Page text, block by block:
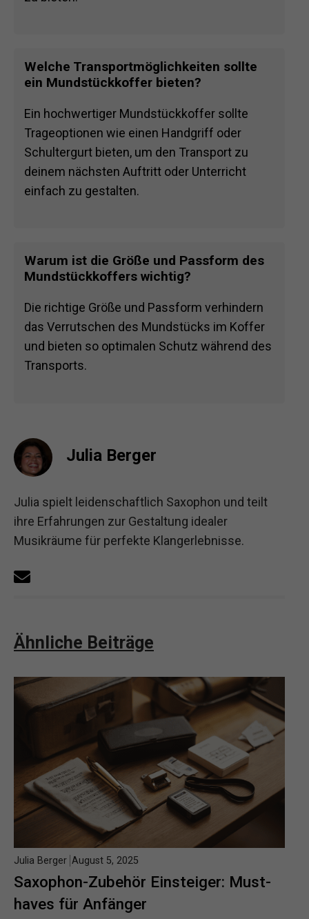
Welche Transportmöglichkeiten sollte
ein Mundstückkoffer bieten?
Ein hochwertiger Mundstückkoffer sollte
Trageoptionen wie einen Handgriff oder
Schultergurt bieten, um den Transport zu
deinem nächsten Auftritt oder Unterricht
einfach zu gestalten.
Warum ist die Größe und Passform des
Mundstückkoffers wichtig?
Die richtige Größe und Passform verhindern
das Verrutschen des Mundstücks im Koffer
und bieten so optimalen Schutz während des
Transports.
Julia Berger
Julia spielt leidenschaftlich Saxophon und teilt
ihre Erfahrungen zur Gestaltung idealer
Musikräume für perfekte Klangerlebnisse.
Ähnliche Beiträge
Saxophon-Zubehör Einsteiger: Must-
haves für Anfänger
Julia Berger August 5, 2025